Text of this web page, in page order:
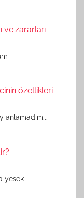
ve zararları
özellikleri
anlamadım...
yesek